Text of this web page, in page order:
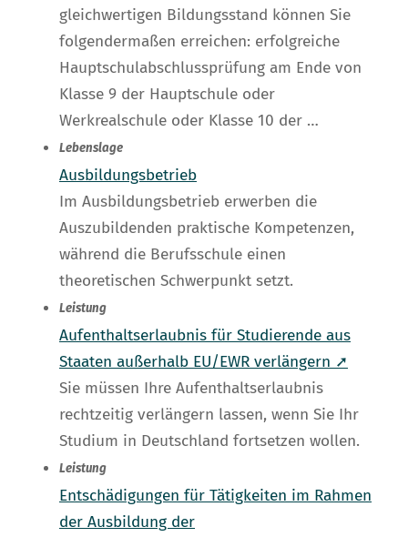
gleichwertigen Bildungsstand können Sie
folgendermaßen erreichen: erfolgreiche
Hauptschulabschlussprüfung am Ende von
Klasse 9 der Hauptschule oder
Werkrealschule oder Klasse 10 der …
Lebenslage
Ausbildungsbetrieb
Im Ausbildungsbetrieb erwerben die
Auszubildenden praktische Kompetenzen,
während die Berufsschule einen
theoretischen Schwerpunkt setzt.
Leistung
Aufenthaltserlaubnis für Studierende aus
Staaten außerhalb EU/EWR verlängern ➚
Sie müssen Ihre Aufenthaltserlaubnis
rechtzeitig verlängern lassen, wenn Sie Ihr
Studium in Deutschland fortsetzen wollen.
Leistung
Entschädigungen für Tätigkeiten im Rahmen
der Ausbildung der